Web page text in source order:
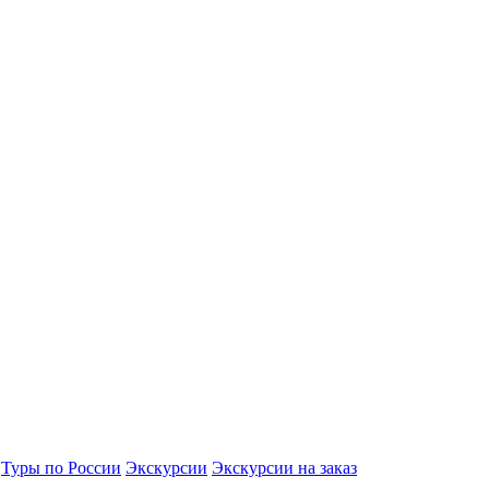
Туры по России Экскурсии Экскурсии на заказ